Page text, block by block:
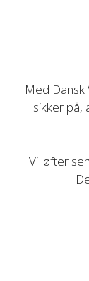
Med
sikker på,
Vi løfter